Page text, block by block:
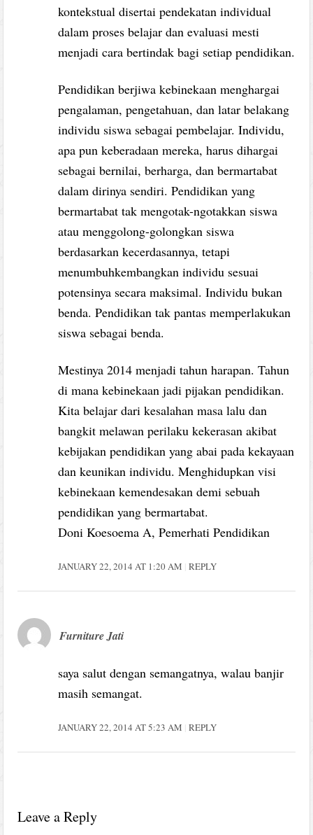
kontekstual disertai pendekatan individual
dalam proses belajar dan evaluasi mesti
menjadi cara bertindak bagi setiap pendidikan.
Pendidikan berjiwa kebinekaan menghargai
pengalaman, pengetahuan, dan latar belakang
individu siswa sebagai pembelajar. Individu,
apa pun keberadaan mereka, harus dihargai
sebagai bernilai, berharga, dan bermartabat
dalam dirinya sendiri. Pendidikan yang
bermartabat tak mengotak-ngotakkan siswa
atau menggolong-golongkan siswa
berdasarkan kecerdasannya, tetapi
menumbuhkembangkan individu sesuai
potensinya secara maksimal. Individu bukan
benda. Pendidikan tak pantas memperlakukan
siswa sebagai benda.
Mestinya 2014 menjadi tahun harapan. Tahun
di mana kebinekaan jadi pijakan pendidikan.
Kita belajar dari kesalahan masa lalu dan
bangkit melawan perilaku kekerasan akibat
kebijakan pendidikan yang abai pada kekayaan
dan keunikan individu. Menghidupkan visi
kebinekaan kemendesakan demi sebuah
pendidikan yang bermartabat.
Doni Koesoema A, Pemerhati Pendidikan
JANUARY 22, 2014 AT 1:20 AM REPLY
Furniture Jati
saya salut dengan semangatnya, walau banjir
masih semangat.
JANUARY 22, 2014 AT 5:23 AM REPLY
Leave a Reply